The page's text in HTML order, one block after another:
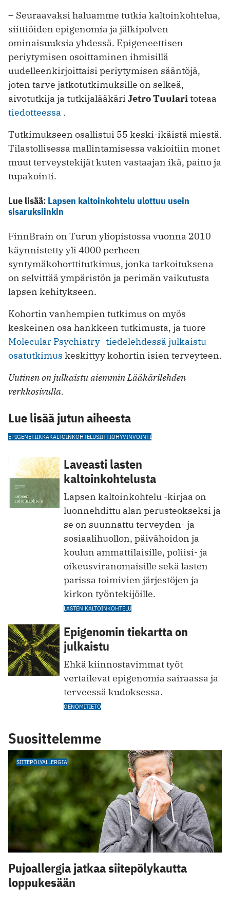
– Seuraavaksi haluamme tutkia kaltoinkohtelua,
siittiöiden epigenomia ja jälkipolven
ominaisuuksia yhdessä. Epigeneettisen
periytymisen osoittaminen ihmisillä
uudelleenkirjoittaisi periytymisen sääntöjä,
joten tarve jatkotutkimuksille on selkeä,
aivotutkija ja tutkijalääkäri Jetro Tuularitoteaa
tiedotteessa .
Tutkimukseen osallistui 55 keski-ikäistä miestä.
Tilastollisessa mallintamisessa vakioitiin monet
muut terveystekijät kuten vastaajan ikä, paino ja
tupakointi.
Lue lisää: Lapsen kaltoinkohtelu ulottuu usein
sisaruksiinkin
FinnBrain on Turun yliopistossa vuonna 2010
käynnistetty yli 4000 perheen
syntymäkohorttitutkimus, jonka tarkoituksena
on selvittää ympäristön ja perimän vaikutusta
lapsen kehitykseen.
Kohortin vanhempien tutkimus on myös
keskeinen osa hankkeen tutkimusta, ja tuore
Molecular Psychiatry -tiedelehdessä julkaistu
osatutkimus keskittyy kohortin isien terveyteen.
Uutinen on julkaistu aiemmin Lääkärilehden
verkkosivulla.
Lue lisää jutun aiheesta
EPIGENETIIKKAKALTOINKOHTELUSIITTIÖHYVINVOINTI
Laveasti lasten
kaltoinkohtelusta
Lapsen kaltoinkohtelu -kirjaa on
luonnehdittu alan perusteokseksi ja
se on suunnattu terveyden- ja
sosiaalihuollon, päivähoidon ja
koulun ammattilaisille, poliisi- ja
oikeusviranomaisille sekä lasten
parissa toimivien järjestöjen ja
kirkon työntekijöille.
LASTEN KALTOINKOHTELU
Epigenomin tiekartta on
julkaistu
Ehkä kiinnostavimmat työt
vertailevat epigenomia sairaassa ja
terveessä kudoksessa.
GENOMITIETO
Suosittelemme
SIITEPÖLYALLERGIA
Pujoallergia jatkaa siitepölykautta
loppukesään